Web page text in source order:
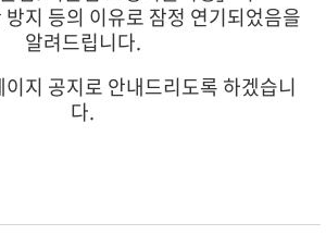
지 등의 이유로 잠정 연기되었음을
알려드립니다.
지 공지로 안내드리도록 하겠습니
다.